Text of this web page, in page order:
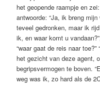
het geopende raampje en
antwoorde: “Ja, ik breng
teveel gedronken, maar ik
ik, en waar komt u
“waar gaat de reis naar
het gezicht van deze agent,
begripsvermogen te boven.
weg was ik, zo hard als de